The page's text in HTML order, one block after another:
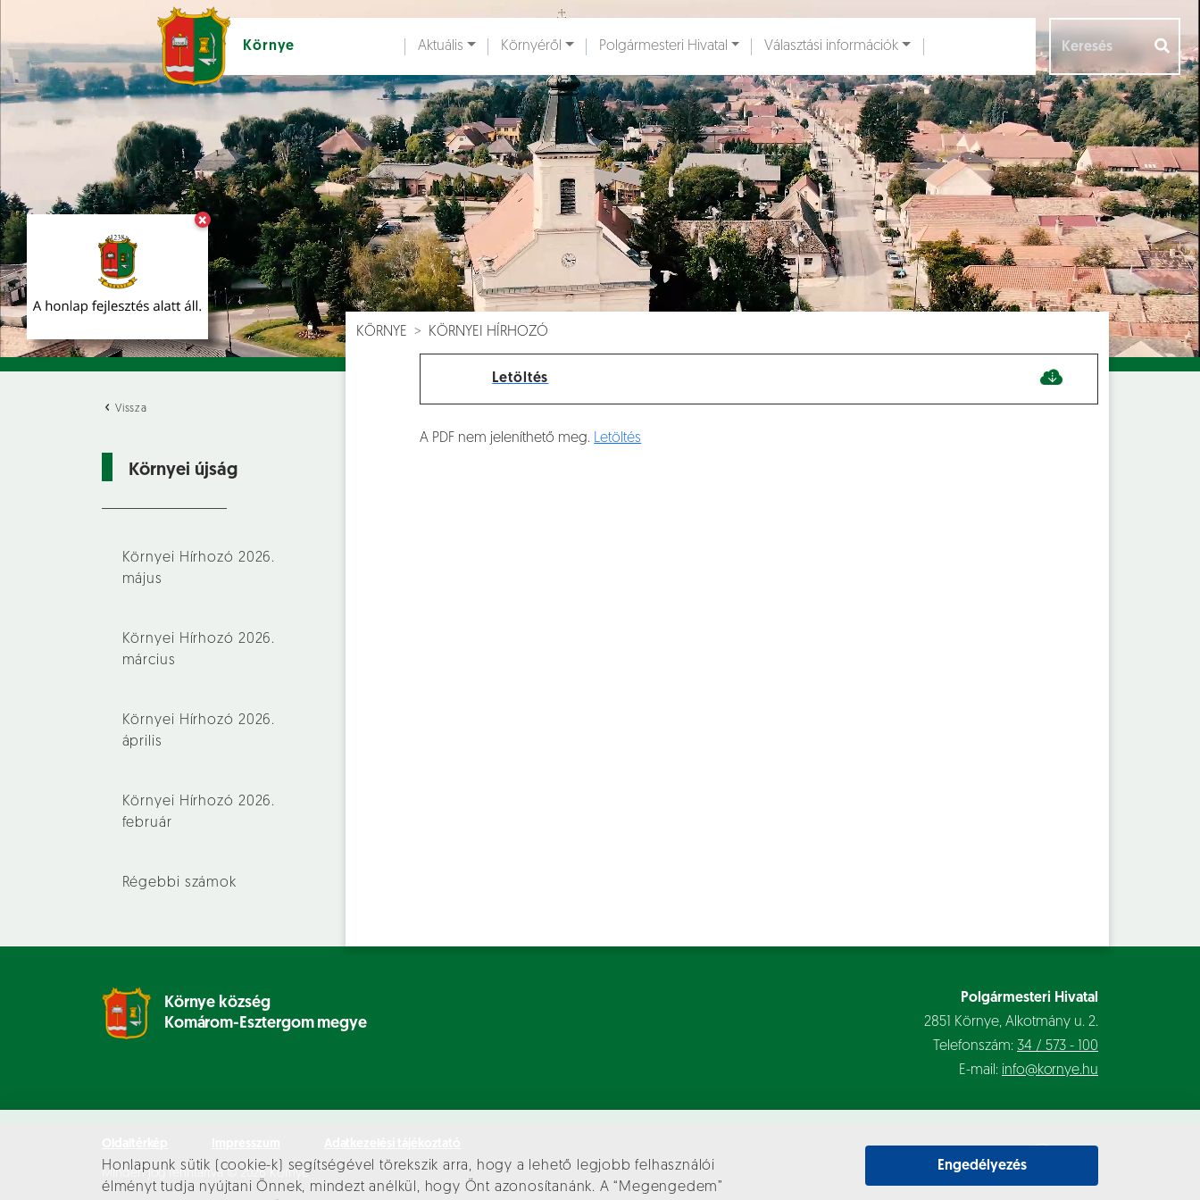
Honlapunk sütik (cookie-k) segítségével törekszik arra, hogy a lehető legjobb felhasználói
élményt tudja nyújtani Önnek, mindezt anélkül, hogy Önt azonosítanánk. A “Megengedem”
Engedélyezés
×
Környe
Ugrás a fő tartalomhoz
Aktuális Környéről Polgármesteri Hivatal Választási információk
Vissza
Környei újság
Környei Hírhozó 2026.
május
Környei Hírhozó 2026.
március
Környei Hírhozó 2026.
április
Környei Hírhozó 2026.
február
Régebbi számok
KÖRNYE KÖRNYEI HÍRHOZÓ
Letöltés
A PDF nem jeleníthető meg. Letöltés
Környe község
Komárom-Esztergom megye
Polgármesteri Hivatal
2851 Környe, Alkotmány u. 2.
Telefonszám: 34 / 573 - 100
E-mail: info@kornye.hu
Minden jog fenntartva © 2026 Környe
Hírek [ Események [] Dokumentumok [] Aloldalak []